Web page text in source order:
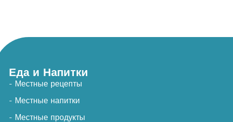
Еда и Напитки
- Местные рецепты
- Местные напитки
- Местные продукты